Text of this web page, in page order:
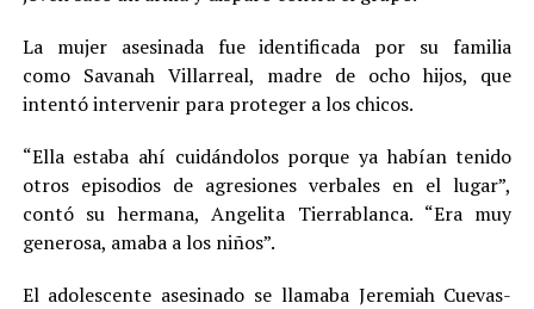
La mujer asesinada fue identificada por su familia
como Savanah Villarreal, madre de ocho hijos, que
intentó intervenir para proteger a los chicos.
“Ella estaba ahí cuidándolos porque ya habían tenido
otros episodios de agresiones verbales en el lugar”,
contó su hermana, Angelita Tierrablanca. “Era muy
generosa, amaba a los niños”.
El adolescente asesinado se llamaba Jeremiah Cuevas-